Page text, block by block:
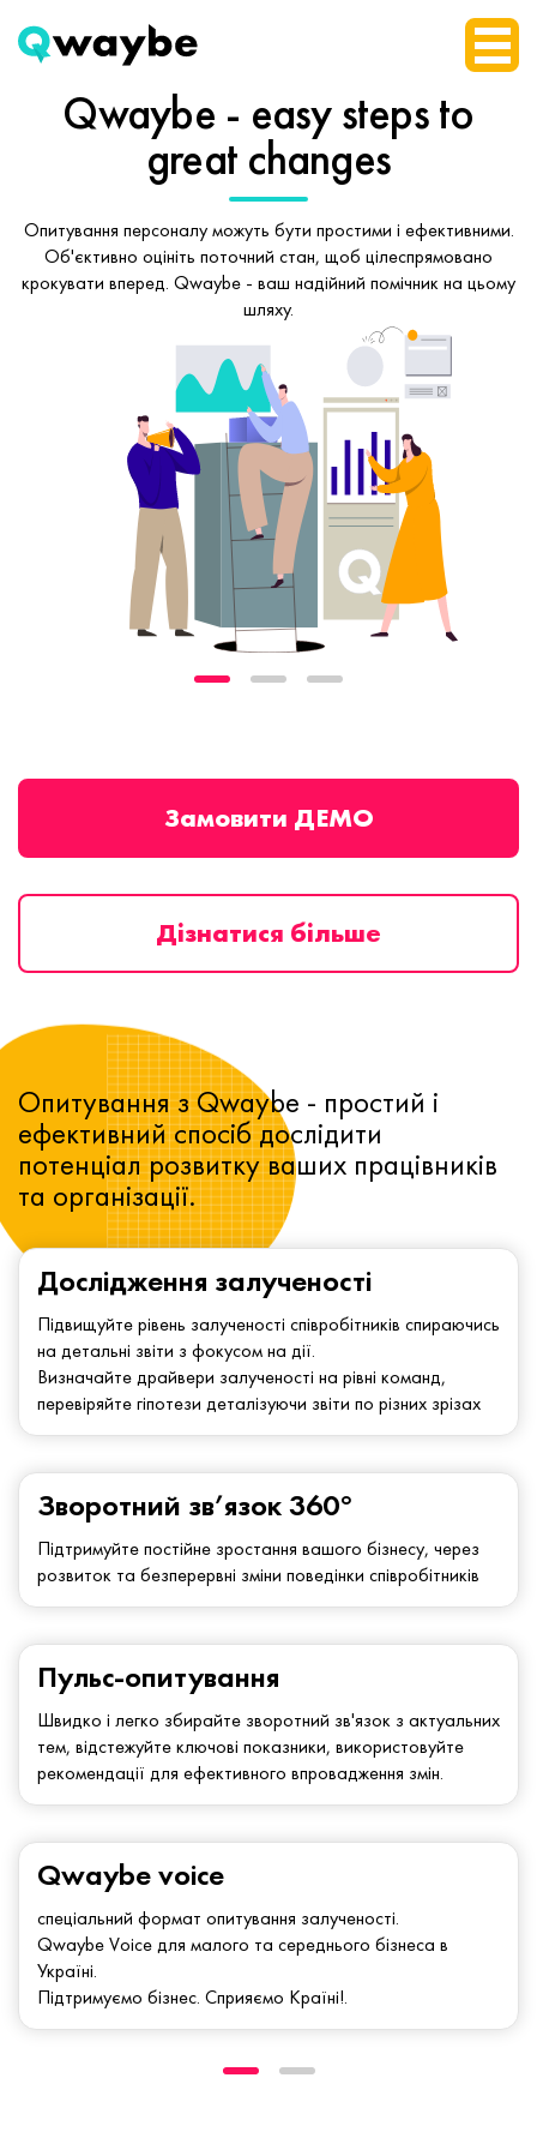
Qwaybe - easy stepsto
great changes
Опитування персоналу можуть бути простими і ефективними.
Об'єктивно оцініть поточний стан, щоб цілеспрямовано
крокувати вперед. Qwaybe - ваш надійний помічник на цьому
шляху.
Замовити ДЕМО
Дізнатися більше
Дослідження залученості
Підвищуйте рівень залученості співробітників спираючись
на детальні звіти з фокусом на дії.
Визначайте драйвери залученості на рівні команд,
перевіряйте гіпотези деталізуючи звіти по різних зрізах
Зворотний зв’язок 360°
Підтримуйте постійне зростання вашого бізнесу, через
розвиток та безперервні зміни поведінки співробітників
Опитування з Qwaybe - простий і
ефективний спосіб дослідити
потенціал розвитку ваших працівників
та організації.
Qwaybe voice
спеціальний формат опитування залученості.
Qwaybe Voice для малого та середнього бізнеса в
Україні.
Підтримуємо бізнес. Сприяємо Країні!.
Пульс-опитування
Швидко і легко збирайте зворотний зв'язок з актуальних
тем, відстежуйте ключові показники, використовуйте
рекомендації для ефективного впровадження змін.